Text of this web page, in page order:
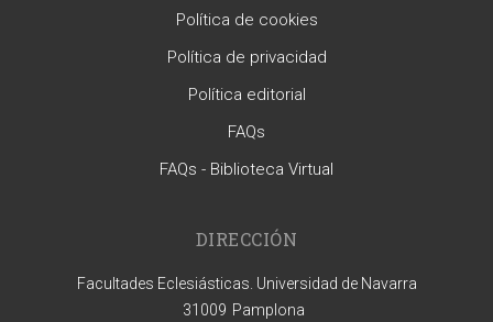
Política de cookies
Política de privacidad
Política editorial
FAQs
FAQs - Biblioteca Virtual
DIRECCIÓN
Facultades Eclesiásticas. Universidad de Navarra
31009 Pamplona